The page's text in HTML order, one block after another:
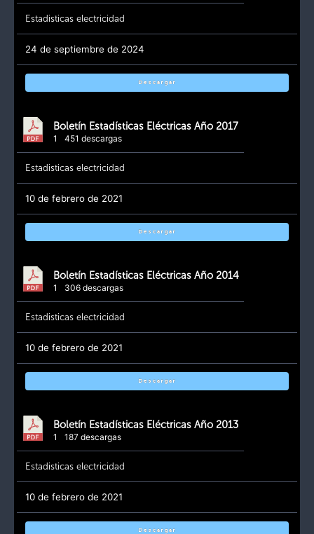
Estadisticas electricidad
24 de septiembre de 2024
Descargar
Boletín Estadísticas Eléctricas Año 2017
1 451 descargas
Estadisticas electricidad
10 de febrero de 2021
Descargar
Boletín Estadísticas Eléctricas Año 2014
1 306 descargas
Estadisticas electricidad
10 de febrero de 2021
Descargar
Boletín Estadísticas Eléctricas Año 2013
1 187 descargas
Estadisticas electricidad
10 de febrero de 2021
Descargar